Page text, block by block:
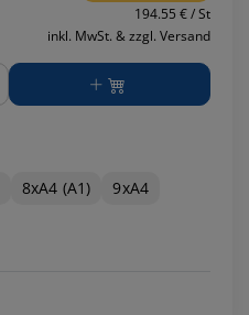
194.55 € / St
inkl. MwSt. & zzgl. Versand
8xA4 (A1)
9xA4